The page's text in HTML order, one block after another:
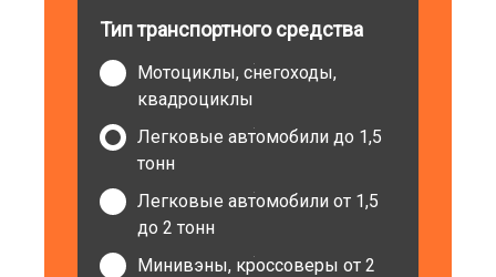
Тип транспортного средства
Мотоциклы, снегоходы,
квадроциклы
Легковые автомобили до 1,5
тонн
Легковые автомобили от 1,5
до 2 тонн
Минивэны, кроссоверы от 2